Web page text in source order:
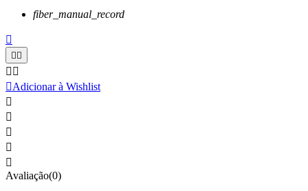
fiber_manual_record

 
 
Adicionar à Wishlist





Avaliação(0)